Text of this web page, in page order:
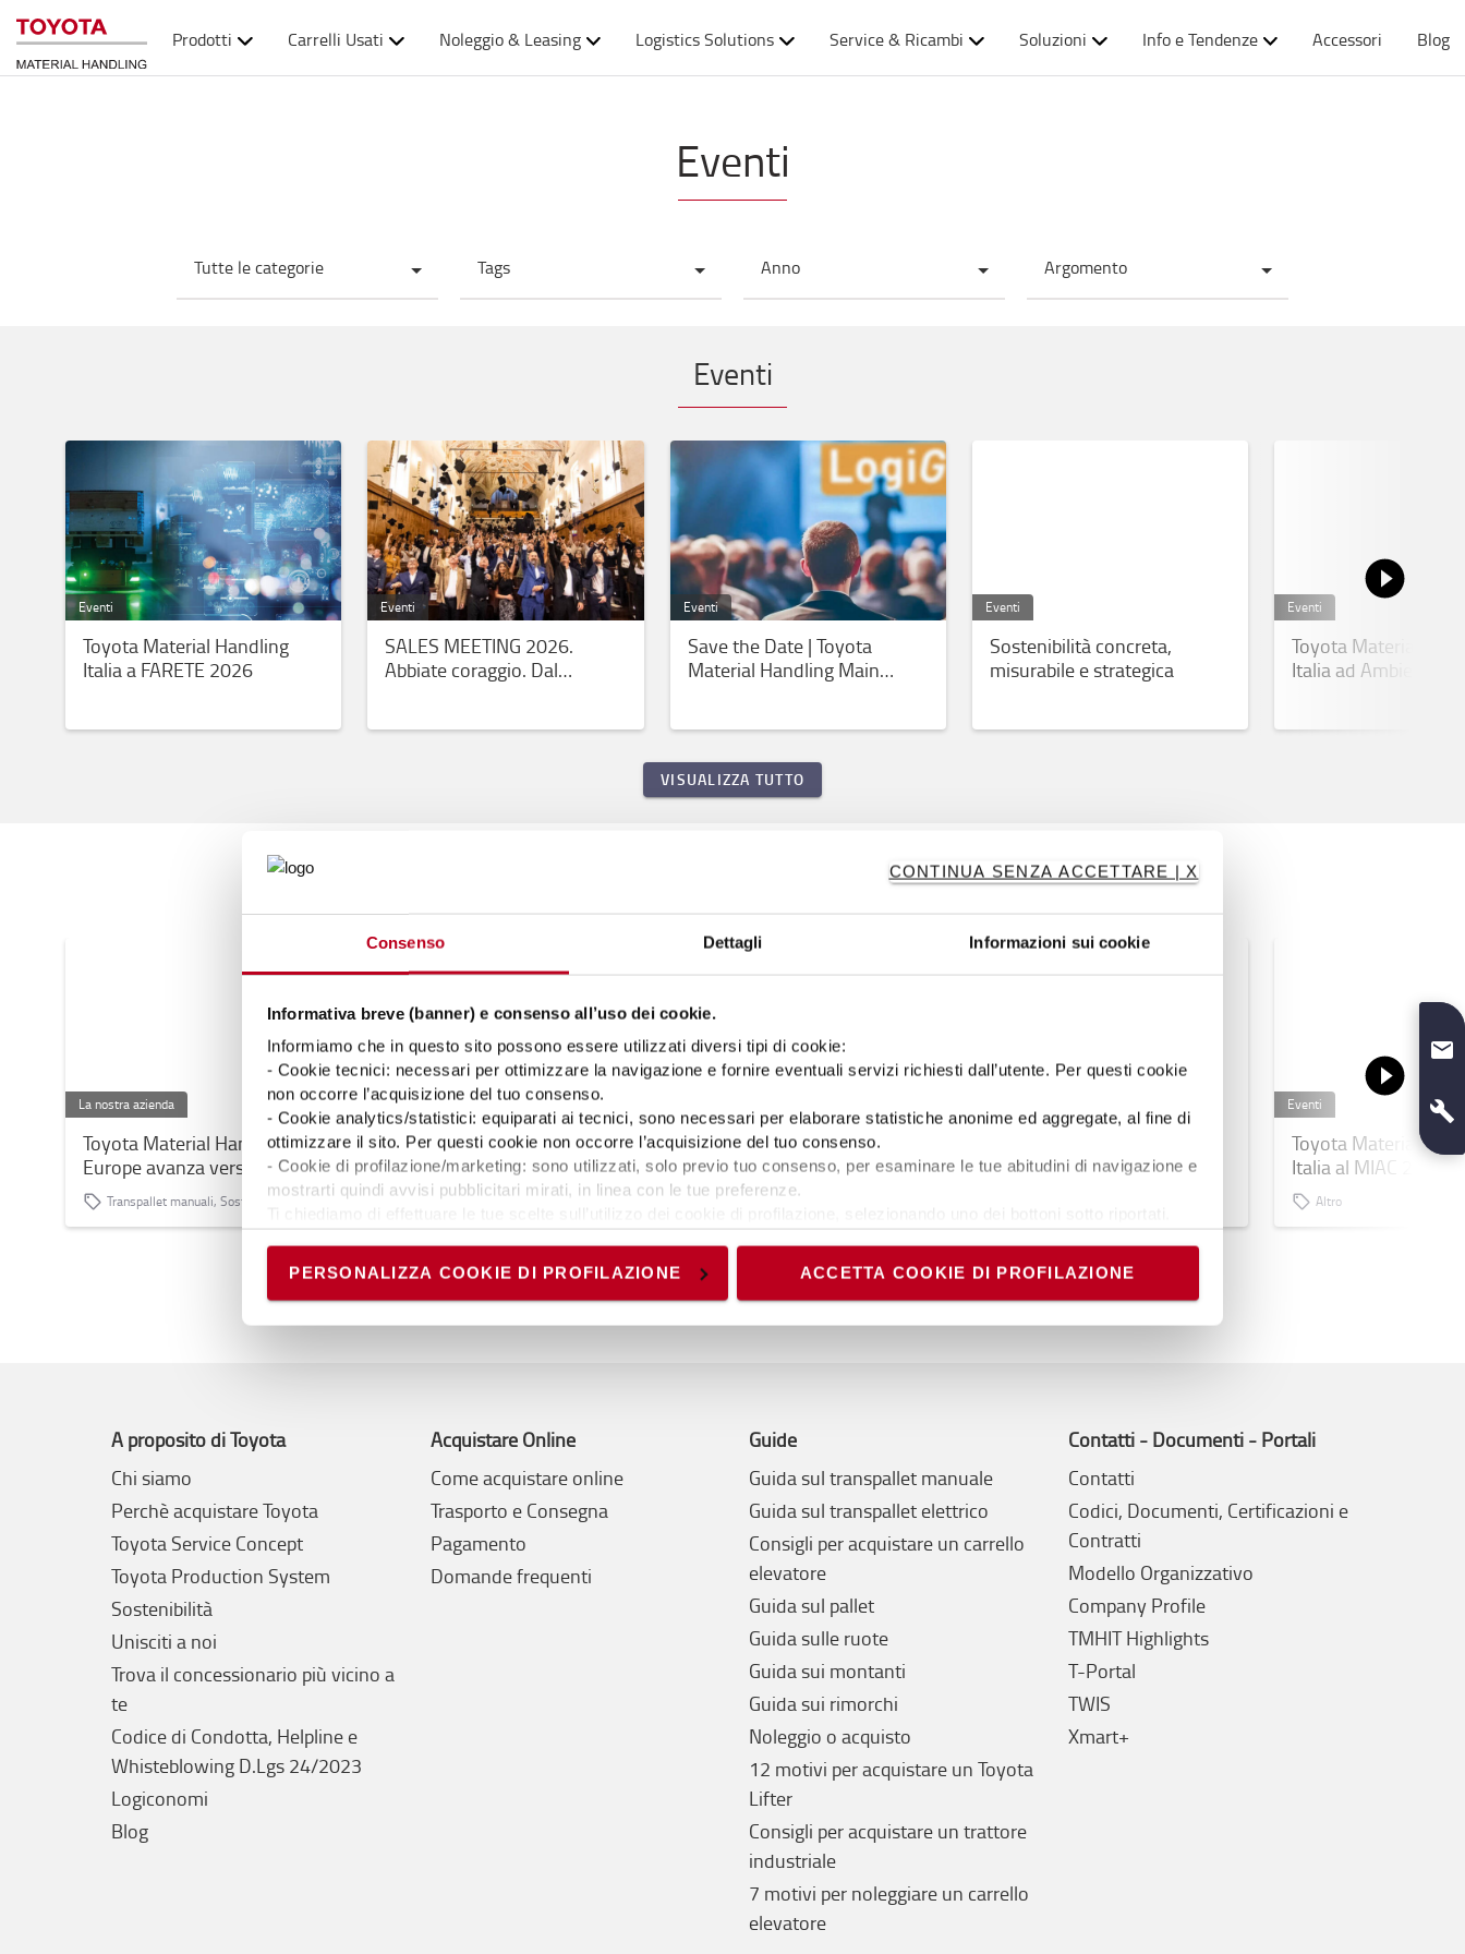
CONTINUA SENZA ACCETTARE | X
Consenso Dettagli Informazioni sui cookie
Informativa breve (banner) e consenso all’uso dei cookie.
Informiamo che in questo sito possono essere utilizzati diversi tipi di cookie:
- Cookie tecnici: necessari per ottimizzare la navigazione e fornire eventuali servizi richiesti dall’utente. Per questi cookie
non occorre l’acquisizione del tuo consenso.
- Cookie analytics/statistici: equiparati ai tecnici, sono necessari per elaborare statistiche anonime ed aggregate, al fine di
ottimizzare il sito. Per questi cookie non occorre l’acquisizione del tuo consenso.
- Cookie di profilazione/marketing: sono utilizzati, solo previo tuo consenso, per esaminare le tue abitudini di navigazione e
mostrarti quindi avvisi pubblicitari mirati, in linea con le tue preferenze.
Ti chiediamo di effettuare le tue scelte sull’utilizzo dei cookie di profilazione, selezionando uno dei bottoni sotto riportati.
permanere dei soli cookie tecnici ed analytics, per i quali non occorre il tuo consenso. Potrai comunque modificare le tue
scelte in qualsiasi momento, accedendo al link presente nel footer.
PERSONALIZZA COOKIE DI PROFILAZIONE ACCETTA COOKIE DI PROFILAZIONE
Prodotti Carrelli Usati Noleggio & Leasing Logistics Solutions Service & Ricambi Soluzioni Info e Tendenze Accessori Blog
Eventi
Tutte le categorie Tags Anno Argomento
Eventi
Eventi
Toyota Material Handling
Italia a FARETE 2026
Eventi
SALES MEETING 2026.
Abbiate coraggio. Dal
Eventi
Save the Date | Toyota
Material Handling Main
Eventi
Sostenibilità concreta,
misurabile e strategica
Eventi
Toyota Material
Italia ad Ambiente
VISUALIZZA TUTTO
La nostra azienda
Toyota Material Handling
Europe avanza verso il Net
Zero con l'acciaio SSAB
Zero™
Transpallet manuali, Sostenibilità
La nostra azienda
Toyota Material Handling
Europe e SSAB compiono un
passo avanti nella
produzione della nuova
generazione di attrezzature
per la movimentazione dei
materiali con un'impronta di
carbonio ridotta
Sostenibilità
Toyota Material Handling
Italia protagonista ad A&T
2025: innovazione,
automazione e sostenibilità
per la logistica del futuro
Italia al MIAC 2024:
protagoniste della Industry
5.0
Eventi
Toyota Material
Italia al MIAC 2024
Altro
VISUALIZZA TUTTO
A proposito di Toyota
Chi siamo
Perchè acquistare Toyota
Toyota Service Concept
Toyota Production System
Sostenibilità
Unisciti a noi
Trova il concessionario più vicino a
te
Codice di Condotta, Helpline e
Whisteblowing D.Lgs 24/2023
Logiconomi
Blog
Acquistare Online
Come acquistare online
Trasporto e Consegna
Pagamento
Domande frequenti
Guide
Guida sul transpallet manuale
Guida sul transpallet elettrico
Consigli per acquistare un carrello
elevatore
Guida sul pallet
Guida sulle ruote
Guida sui montanti
Guida sui rimorchi
Noleggio o acquisto
12 motivi per acquistare un Toyota
Lifter
Consigli per acquistare un trattore
industriale
7 motivi per noleggiare un carrello
elevatore
Contatti - Documenti - Portali
Contatti
Codici, Documenti, Certificazioni e
Contratti
Modello Organizzativo
Company Profile
TMHIT Highlights
T-Portal
TWIS
Xmart+